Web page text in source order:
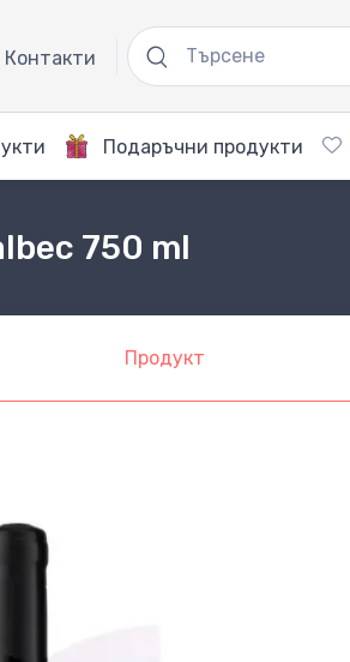
Контакти
Подаръчни продукти
750 ml
Продукт